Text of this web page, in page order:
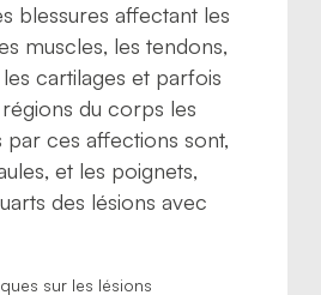
blessures affectant les
muscles, les tendons,
cartilages et parfois
du corps les
par ces affections sont,
et les poignets,
des lésions avec
sur les lésions